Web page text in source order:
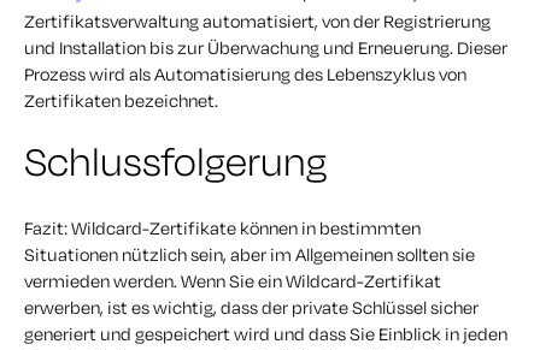
Zertifikatsverwaltung automatisiert, von der Registrierung
und Installation bis zur Überwachung und Erneuerung. Dieser
Prozess wird als Automatisierung des Lebenszyklus von
Zertifikaten bezeichnet.
Schlussfolgerung
Fazit: Wildcard-Zertifikate können in bestimmten
Situationen nützlich sein, aber im Allgemeinen sollten sie
vermieden werden. Wenn Sie ein Wildcard-Zertifikat
erwerben, ist es wichtig, dass der private Schlüssel sicher
generiert und gespeichert wird und dass Sie Einblick in jeden